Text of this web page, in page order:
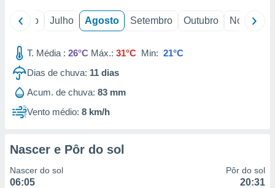
Junho Julho Agosto Setembro Outubro Novembro
T. Média : 26°C Máx.: 31°C Min: 21°C
Dias de chuva: 11 dias
Acum. de chuva: 83 mm
Vento médio: 8 km/h
Nascer e Pôr do sol
Nascer do sol
06:05
Pôr do sol
20:31